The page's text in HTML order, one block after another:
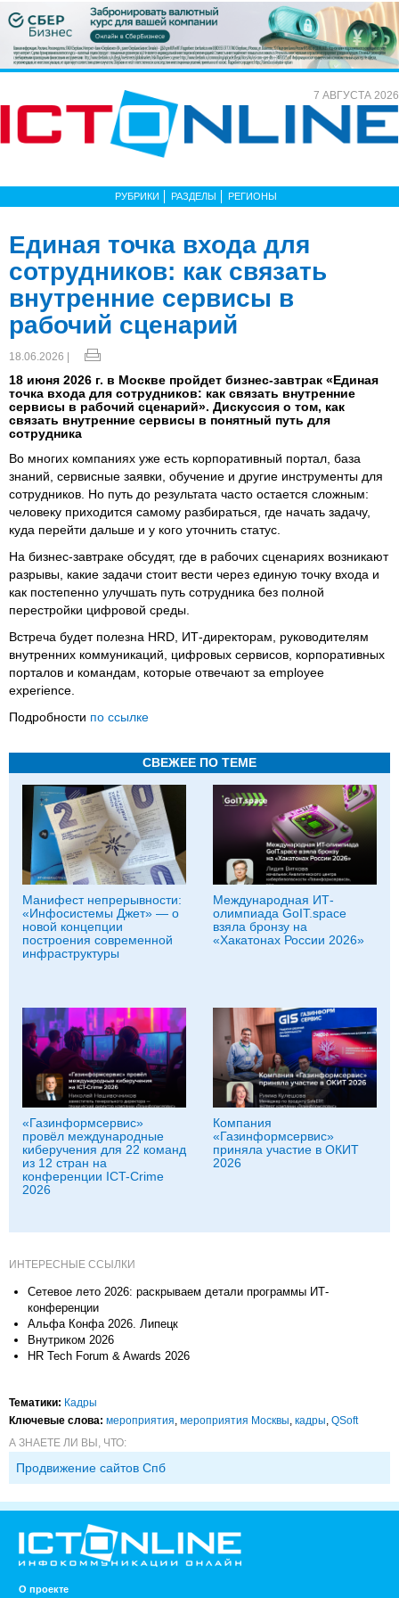
7 АВГУСТА 2026
РУБРИКИ РАЗДЕЛЫ РЕГИОНЫ
Единая точка входа для
сотрудников: как связать
внутренние сервисы в
рабочий сценарий
18.06.2026 |
18 июня 2026 г. в Москве пройдет бизнес-завтрак «Единая
точка входа для сотрудников: как связать внутренние
сервисы в рабочий сценарий». Дискуссия о том, как
связать внутренние сервисы в понятный путь для
сотрудника
Во многих компаниях уже есть корпоративный портал, база
знаний, сервисные заявки, обучение и другие инструменты для
сотрудников. Но путь до результата часто остается сложным:
человеку приходится самому разбираться, где начать задачу,
куда перейти дальше и у кого уточнить статус.
На бизнес-завтраке обсудят, где в рабочих сценариях возникают
разрывы, какие задачи стоит вести через единую точку входа и
как постепенно улучшать путь сотрудника без полной
перестройки цифровой среды.
Встреча будет полезна HRD, ИТ-директорам, руководителям
внутренних коммуникаций, цифровых сервисов, корпоративных
порталов и командам, которые отвечают за employee
experience.
Подробности по ссылке
СВЕЖЕЕ ПО ТЕМЕ
Манифест непрерывности:
«Инфосистемы Джет» — о
новой концепции
построения современной
инфраструктуры
Международная ИТ-
олимпиада GoIT.space
взяла бронзу на
«Хакатонах России 2026»
«Газинформсервис»
провёл международные
киберучения для 22 команд
из 12 стран на
конференции ICT-Crime
2026
Компания
«Газинформсервис»
приняла участие в ОКИТ
2026
ИНТЕРЕСНЫЕ ССЫЛКИ
Сетевое лето 2026: раскрываем детали программы ИТ-
конференции
Альфа Конфа 2026. Липецк
Внутриком 2026
HR Tech Forum & Awards 2026
Тематики: Кадры
Ключевые слова: мероприятия мероприятия Москвы кадры QSoft
А ЗНАЕТЕ ЛИ ВЫ, ЧТО:
Продвижение сайтов Спб
О проекте